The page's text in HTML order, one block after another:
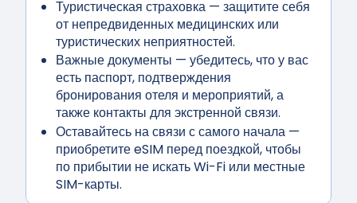
Туристическая страховка — защитите себя
от непредвиденных медицинских или
туристических неприятностей.
Важные документы — убедитесь, что у вас
есть паспорт, подтверждения
бронирования отеля и мероприятий, а
также контакты для экстренной связи.
Оставайтесь на связи с самого начала —
приобретите eSIM перед поездкой, чтобы
по прибытии не искать Wi-Fi или местные
SIM-карты.